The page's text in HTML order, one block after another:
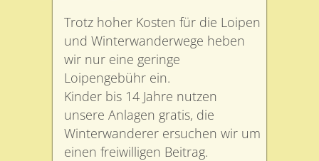
Trotz hoher Kosten für die Loipen
und Winterwanderwege heben
wir nur eine geringe
Loipengebühr ein.
Kinder bis 14 Jahre nutzen
unsere Anlagen gratis, die
Winterwanderer ersuchen wir um
einen freiwilligen Beitrag.